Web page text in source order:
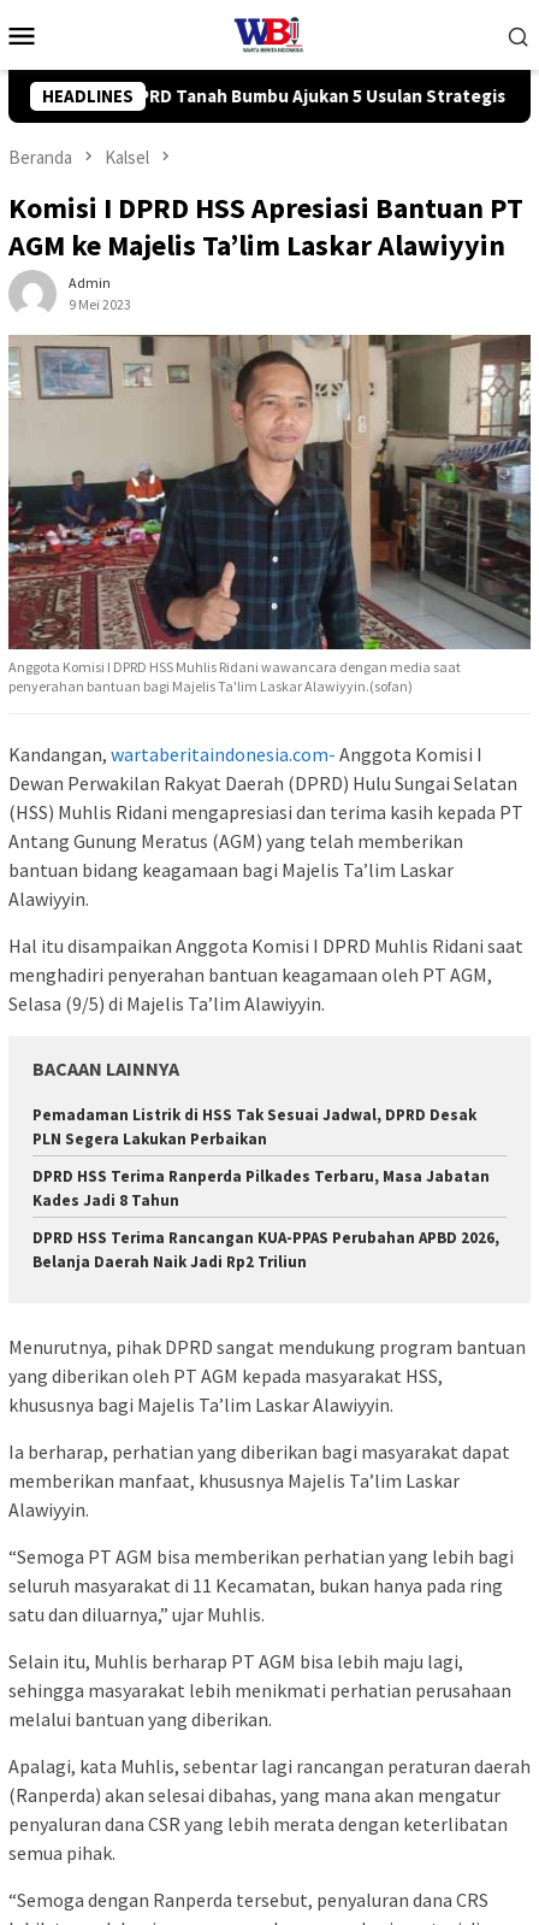
ke
Mobile
HEADLINES
Strategis ke BPJN Tingkatkan Kompetensi
Beranda Kalsel
Komisi I DPRD HSS Apresiasi Bantuan PT
AGM ke Majelis Ta’lim Laskar Alawiyyin
Admin
9 Mei 2023
Anggota Komisi I DPRD HSS Muhlis Ridani wawancara dengan media saat
penyerahan bantuan bagi Majelis Ta'lim Laskar Alawiyyin.(sofan)
Kandangan, wartaberitaindonesia.com- Anggota Komisi I
Dewan Perwakilan Rakyat Daerah (DPRD) Hulu Sungai Selatan
(HSS) Muhlis Ridani mengapresiasi dan terima kasih kepada PT
Antang Gunung Meratus (AGM) yang telah memberikan
bantuan bidang keagamaan bagi Majelis Ta’lim Laskar
Alawiyyin.
Hal itu disampaikan Anggota Komisi I DPRD Muhlis Ridani saat
menghadiri penyerahan bantuan keagamaan oleh PT AGM,
Selasa (9/5) di Majelis Ta’lim Alawiyyin.
BACAAN LAINNYA
Pemadaman Listrik di HSS Tak Sesuai Jadwal, DPRD Desak
PLN Segera Lakukan Perbaikan
DPRD HSS Terima Ranperda Pilkades Terbaru, Masa Jabatan
Kades Jadi 8 Tahun
DPRD HSS Terima Rancangan KUA-PPAS Perubahan APBD 2026,
Belanja Daerah Naik Jadi Rp2 Triliun
Menurutnya, pihak DPRD sangat mendukung program bantuan
yang diberikan oleh PT AGM kepada masyarakat HSS,
khususnya bagi Majelis Ta’lim Laskar Alawiyyin.
Ia berharap, perhatian yang diberikan bagi masyarakat dapat
memberikan manfaat, khususnya Majelis Ta’lim Laskar
Alawiyyin.
“Semoga PT AGM bisa memberikan perhatian yang lebih bagi
seluruh masyarakat di 11 Kecamatan, bukan hanya pada ring
satu dan diluarnya,” ujar Muhlis.
Selain itu, Muhlis berharap PT AGM bisa lebih maju lagi,
sehingga masyarakat lebih menikmati perhatian perusahaan
melalui bantuan yang diberikan.
Apalagi, kata Muhlis, sebentar lagi rancangan peraturan daerah
(Ranperda) akan selesai dibahas, yang mana akan mengatur
penyaluran dana CSR yang lebih merata dengan keterlibatan
semua pihak.
“Semoga dengan Ranperda tersebut, penyaluran dana CRS